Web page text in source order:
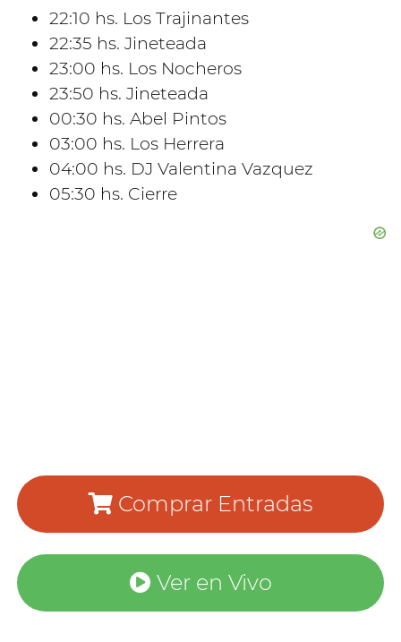
22:10 hs. Los Trajinantes
22:35 hs. Jineteada
23:00 hs. Los Nocheros
23:50 hs. Jineteada
00:30 hs. Abel Pintos
03:00 hs. Los Herrera
04:00 hs. DJ Valentina Vazquez
05:30 hs. Cierre
Comprar Entradas
Ver en Vivo